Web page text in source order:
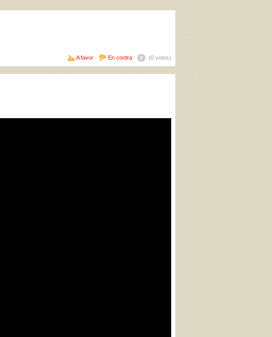
A favor En contra 0 (0 votos)